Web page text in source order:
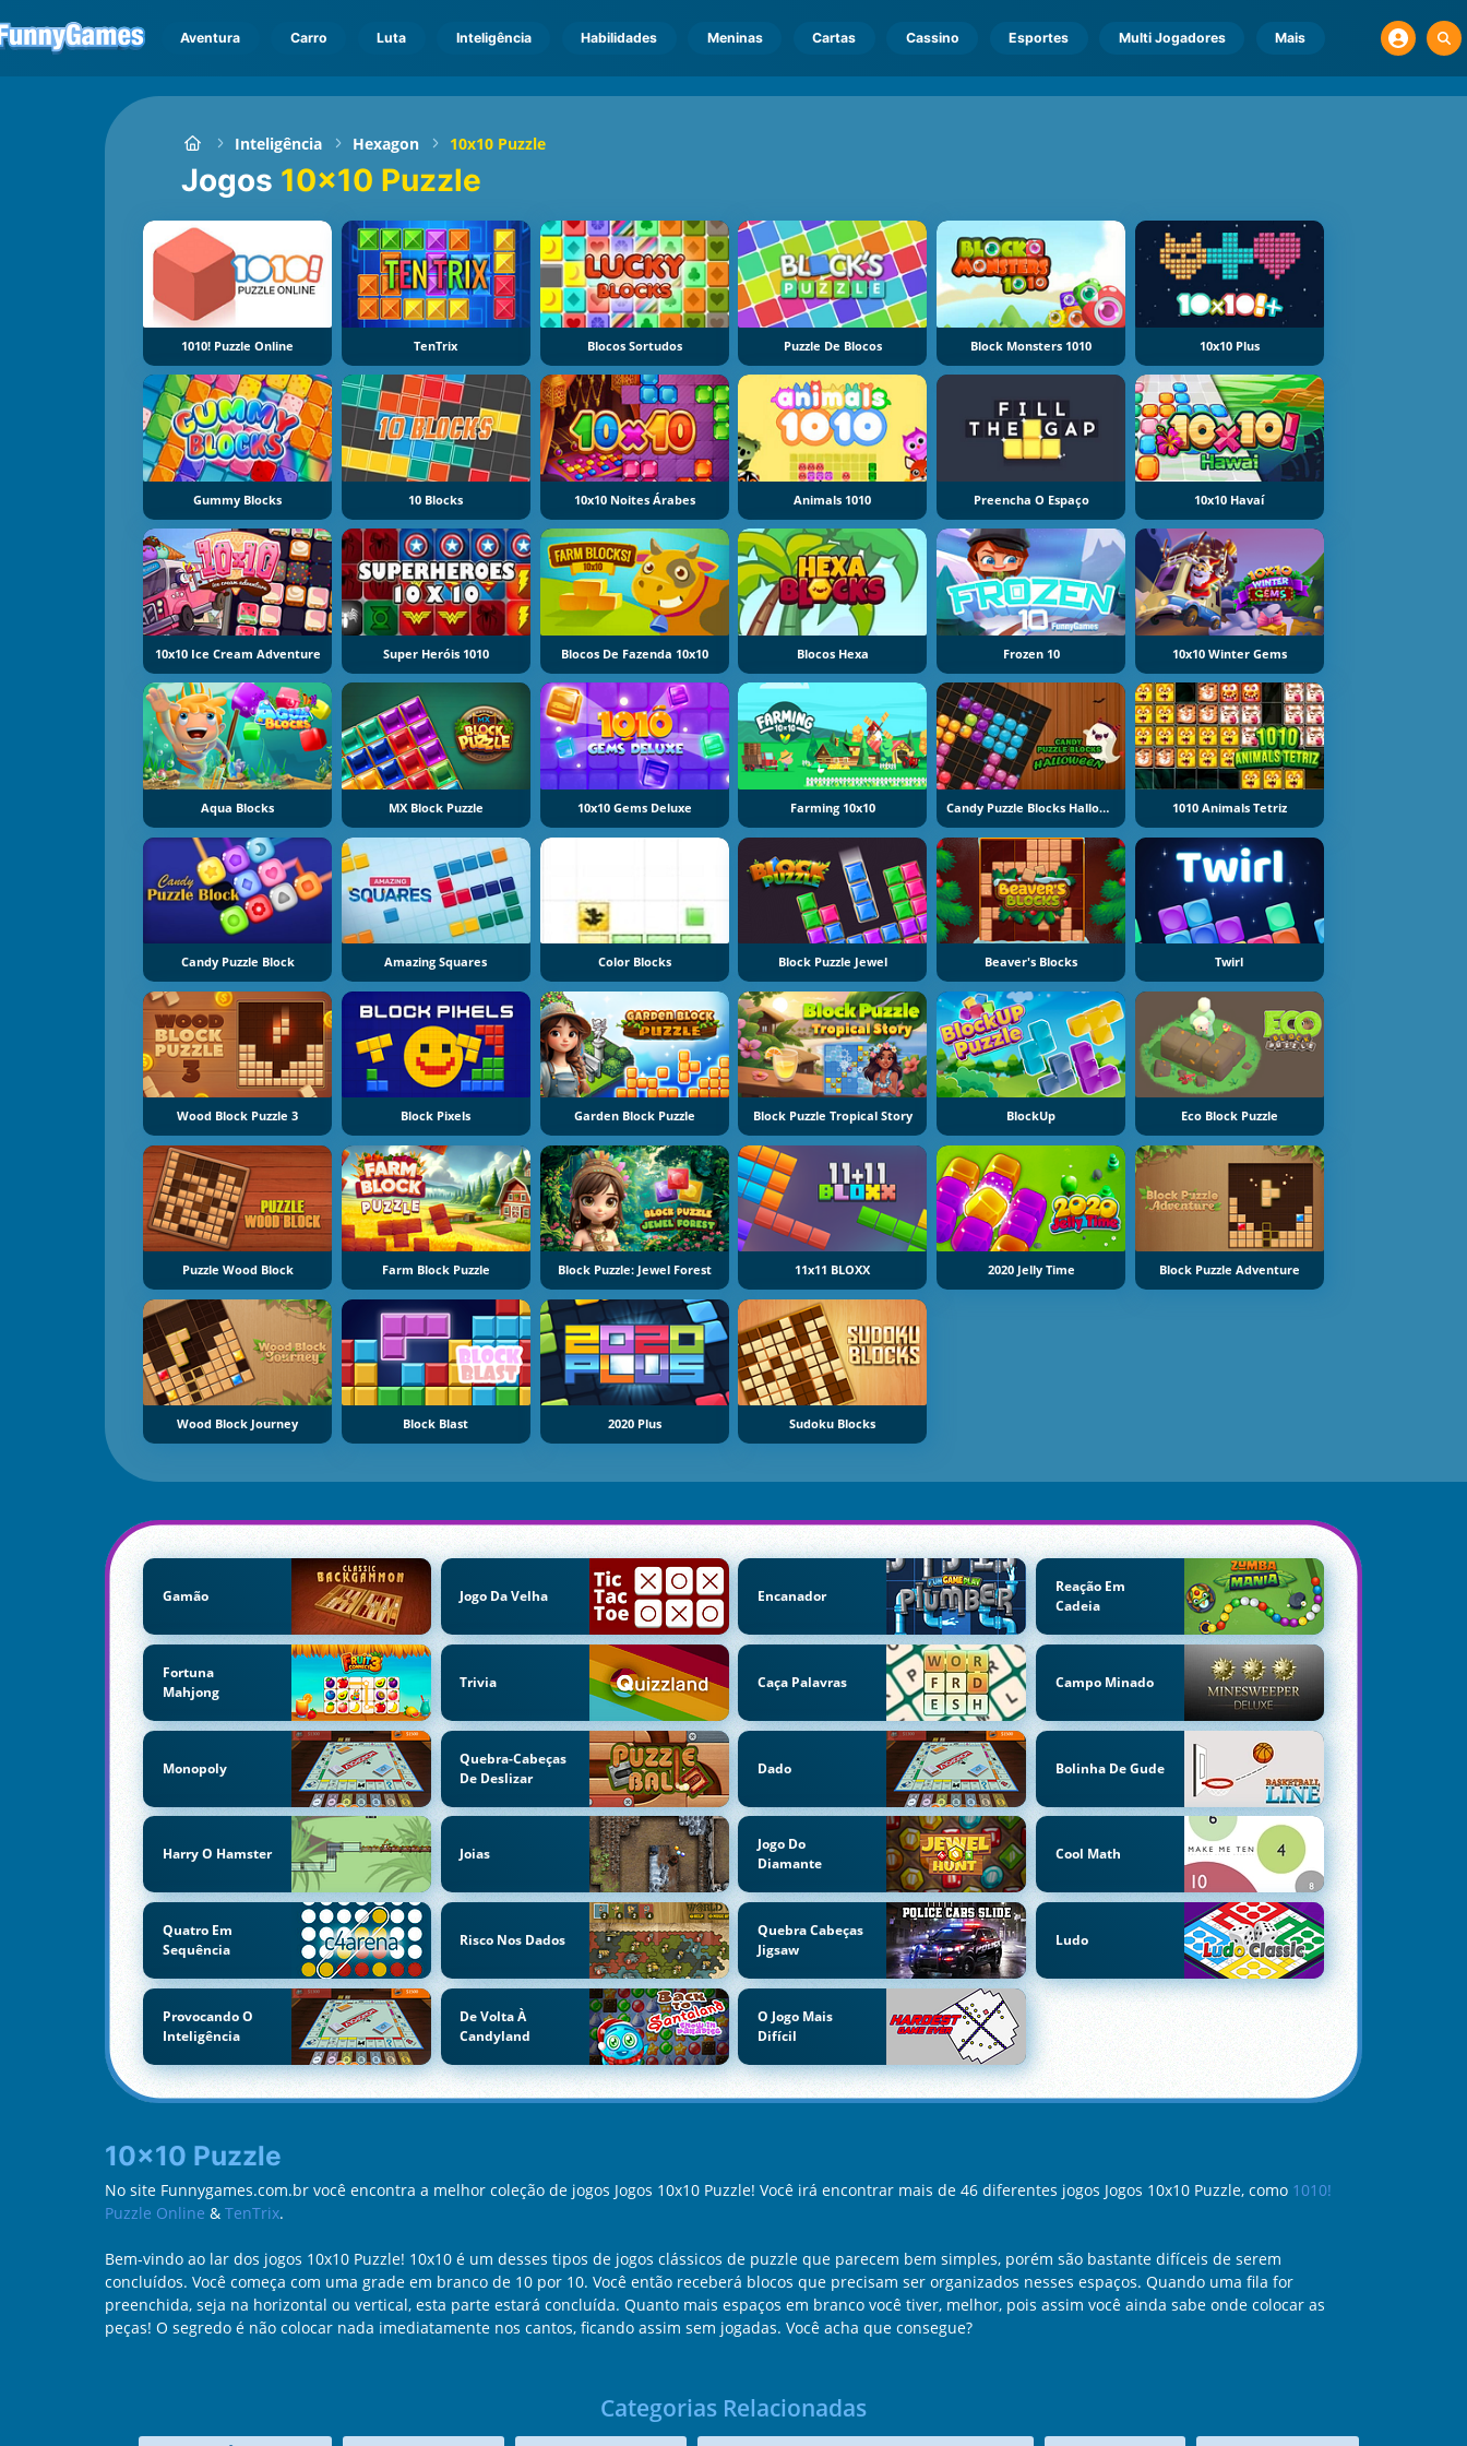
Aventura Carro Luta Inteligência Habilidades Meninas Cartas Cassino Esportes Multi Jogadores Mais
Inteligência Hexagon 10x10 Puzzle
Jogos 10x10 Puzzle
1010! Puzzle Online TenTrix Blocos Sortudos Puzzle De Blocos Block Monsters 1010 10x10 Plus
Gummy Blocks 10 Blocks 10x10 Noites Árabes Animals 1010 Preencha O Espaço 10x10 Havaí
10x10 Ice Cream Adventure Super Heróis 1010 Blocos De Fazenda 10x10 Blocos Hexa Frozen 10 10x10 Winter Gems
Aqua Blocks MX Block Puzzle 10x10 Gems Deluxe Farming 10x10 Candy Puzzle Blocks Halloween 1010 Animals Tetriz
Candy Puzzle Block Amazing Squares Color Blocks Block Puzzle Jewel Beaver's Blocks Twirl
Wood Block Puzzle 3 Block Pixels Garden Block Puzzle Block Puzzle Tropical Story BlockUp Eco Block Puzzle
Puzzle Wood Block Farm Block Puzzle Block Puzzle: Jewel Forest 11x11 BLOXX 2020 Jelly Time Block Puzzle Adventure
Wood Block Journey Block Blast 2020 Plus Sudoku Blocks
Gamão Jogo Da Velha Encanador
Reação Em
Cadeia
Fortuna
Mahjong
Trivia Caça Palavras Campo Minado
Monopoly
Quebra-Cabeças
De Deslizar
Dado Bolinha De Gude
Harry O Hamster Joias
Jogo Do
Diamante
Cool Math
Quatro Em
Sequência
Risco Nos Dados
Quebra Cabeças
Jigsaw
Ludo
Provocando O
Inteligência
De Volta À
Candyland
O Jogo Mais
Difícil
10x10 Puzzle
No site Funnygames.com.br você encontra a melhor coleção de jogos Jogos 10x10 Puzzle! Você irá encontrar mais de 46 diferentes jogos Jogos 10x10 Puzzle, como 1010!
Puzzle Online & TenTrix.
Bem-vindo ao lar dos jogos 10x10 Puzzle! 10x10 é um desses tipos de jogos clássicos de puzzle que parecem bem simples, porém são bastante difíceis de serem
concluídos. Você começa com uma grade em branco de 10 por 10. Você então receberá blocos que precisam ser organizados nesses espaços. Quando uma fila for
preenchida, seja na horizontal ou vertical, esta parte estará concluída. Quanto mais espaços em branco você tiver, melhor, pois assim você ainda sabe onde colocar as
peças! O segredo é não colocar nada imediatamente nos cantos, ficando assim sem jogadas. Você acha que consegue?
Categorias Relacionadas